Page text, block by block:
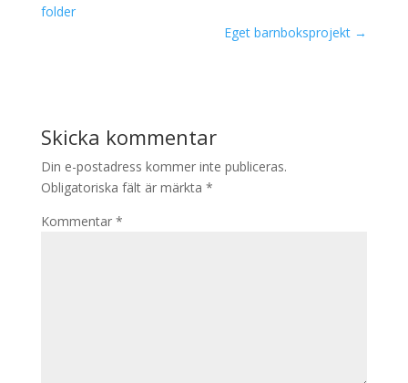
folder
Eget barnboksprojekt →
Skicka kommentar
Din e-postadress kommer inte publiceras.
Obligatoriska fält är märkta *
Kommentar *